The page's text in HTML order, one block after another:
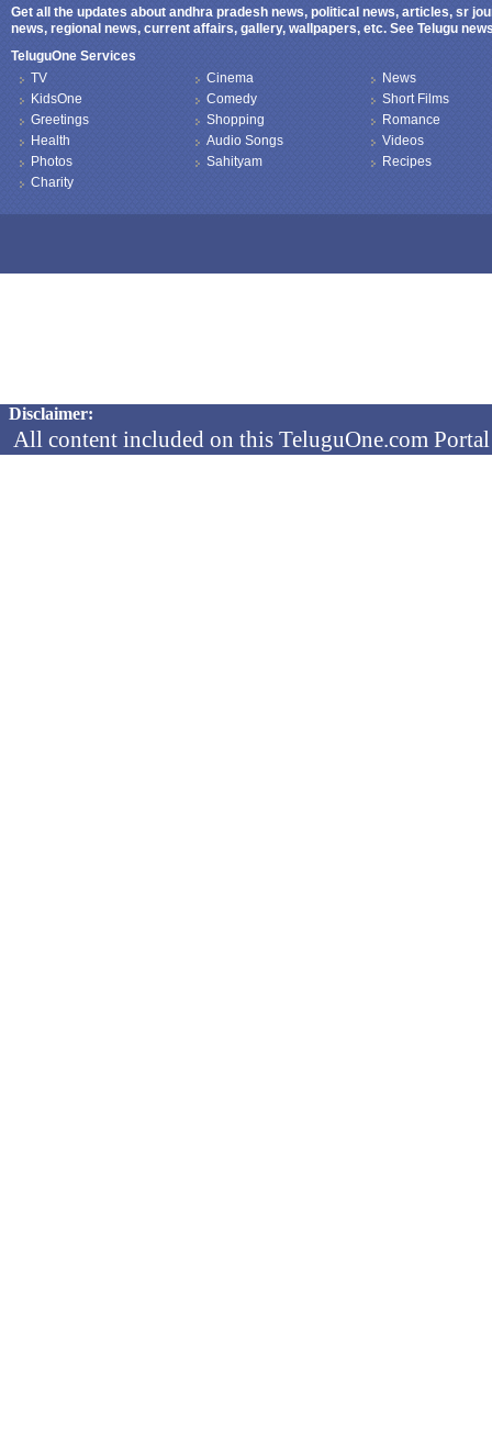
Get all the updates about andhra pradesh news, political news, articles, sr
news, regional news, current affairs, gallery, wallpapers, etc. See Telugu
TeluguOne Services
TV
KidsOne
Greetings
Health
Photos
Charity
Cinema
Comedy
Shopping
Audio Songs
Sahityam
News
Short Films
Romance
Videos
Recipes
Disclaimer:
All content included on this TeluguOne.com